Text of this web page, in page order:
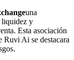
una
liquidez y
Esta asociación
Ruvi Ai se destacara